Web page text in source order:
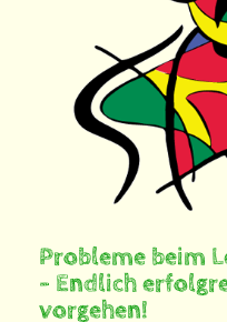
Probleme beim
– Endlich
vorgehen!